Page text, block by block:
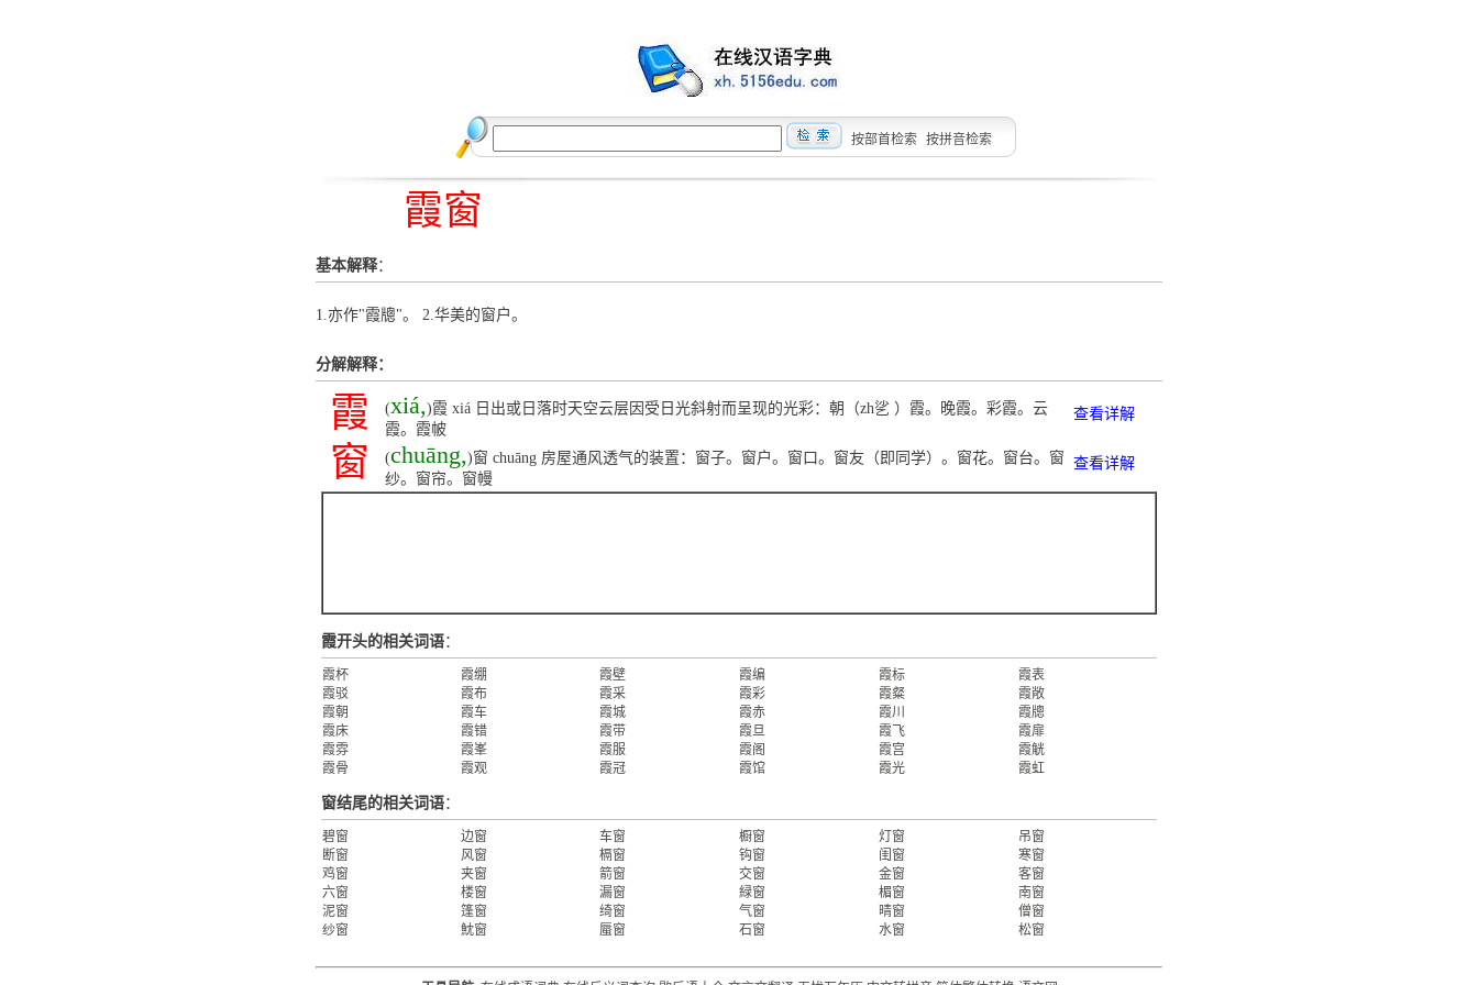
按部首检索 按拼音检索
霞窗
基本解释：
1.亦作"霞牕"。 2.华美的窗户。
分解解释：
霞 (xiá,)霞 xiá 日出或日落时天空云层因受日光斜射而呈现的光彩：朝（zh乷 ）霞。晚霞。彩霞。云
霞。霞帔
查看详解
窗 (chuāng,)窗 chuāng 房屋通风透气的装置：窗子。窗户。窗口。窗友（即同学）。窗花。窗台。窗
纱。窗帘。窗幔
查看详解
霞开头的相关词语：
霞杯 霞绷 霞壁 霞编 霞标
霞表
霞驳
霞布 霞采 霞彩 霞粲
霞敞
霞朝
霞车 霞城 霞赤 霞川
霞牕
霞床
霞错 霞带 霞旦 霞飞
霞扉
霞雰
霞峯 霞服 霞阁 霞宫
霞觥
霞骨
霞观 霞冠 霞馆 霞光 霞虹
窗结尾的相关词语：
碧窗 边窗 车窗 橱窗 灯窗
吊窗
断窗
风窗 槅窗 钩窗 闺窗
寒窗
鸡窗
夹窗 箭窗 交窗 金窗
客窗
六窗
楼窗 漏窗 緑窗 楣窗
南窗
泥窗
篷窗 绮窗 气窗 晴窗
僧窗
纱窗
魫窗 蜃窗 石窗 水窗 松窗